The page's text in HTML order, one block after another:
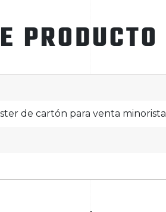
PRODUCTO
de cartón para venta minorista